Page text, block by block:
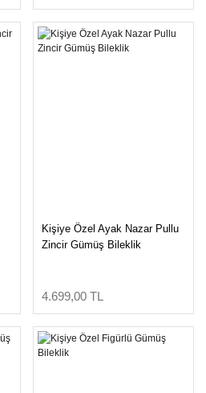
Kişiye Özel Ayak Nazar Pullu
Zincir Gümüş Bileklik
4.699,00 TL